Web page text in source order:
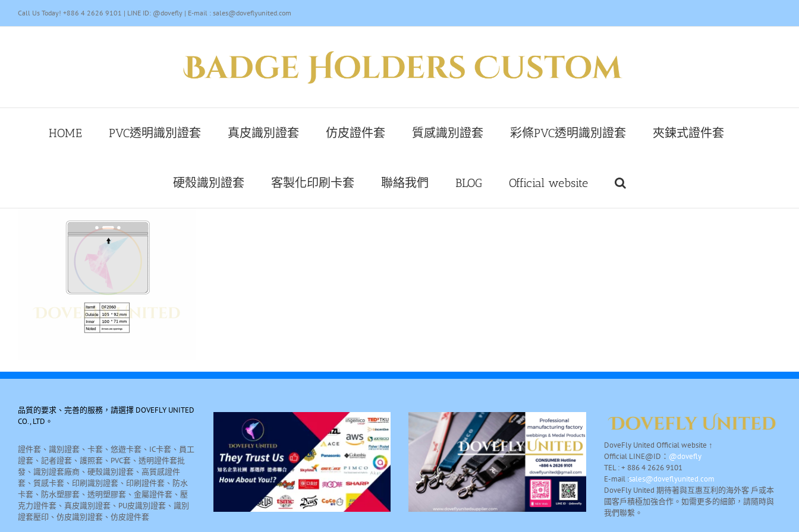
content
Call Us Today! +886 4 2626 9101 | LINE ID: @dovefly | E-mail : sales@doveflyunited.com
HOME PVC透明識別證套 真皮識別證套 仿皮證件套 質感識別證套 彩條PVC透明識別證套 夾鍊式證件套
硬殼識別證套 客製化印刷卡套 聯絡我們 BLOG Official website
品質的要求、完善的服務，請選擇 DOVEFLY UNITED
CO., LTD。
證件套、識別證套、卡套、悠遊卡套、IC卡套、員工
證套、記者證套、護照套、PVC套、透明證件套批
發、識別證套廠商、硬殼識別證套、高質感證件
套、質感卡套、印刷識別證套、印刷證件套、防水
卡套、防水塑膠套、透明塑膠套、金屬證件套、壓
克力證件套、真皮識別證套、PU皮識別證套、識別
證套壓印、仿皮識別證套、仿皮證件套
DoveFly United Official website ↑
Official LINE@ID： @dovefly
TEL : + 886 4 2626 9101
E-mail :sales@doveflyunited.com
DoveFly United 期待著與互惠互利的海外客 戶或本
國客戶積極加強合作。如需更多的細節，請隨時與
我們聯繫。